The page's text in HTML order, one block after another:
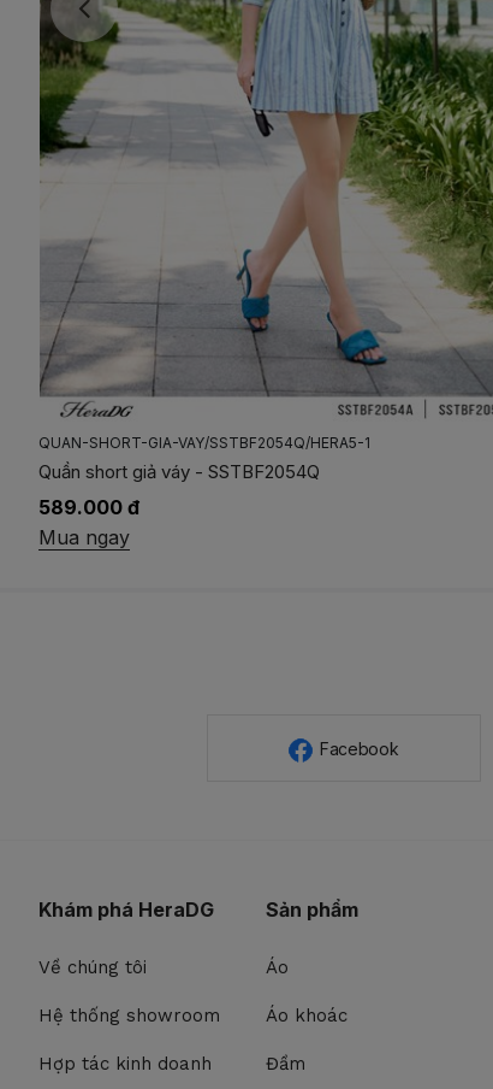
QUAN-SHORT-2-LY-XEP/SSTBF1058Q/HERA5-1
Quần short 2 ly xếp - SSTBF1058Q
391.200 đ
Mua ngay
Facebook
Khám phá HeraDG
Về chúng tôi
Hệ thống showroom
Hợp tác kinh doanh
Sản phẩm
Áo
Áo khoác
Đầm